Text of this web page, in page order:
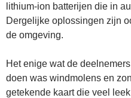
lithium-ion batterijen die in
Dergelijke oplossingen zijn
de omgeving.
Het enige wat de
doen was windmolens en
getekende kaart die veel